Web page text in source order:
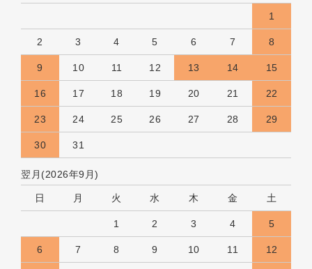
1
2 3 4 5 6 7 8
9 10 11 12 13 14 15
16 17 18 19 20 21 22
23 24 25 26 27 28 29
30 31
翌月(2026年9月)
日 月 火 水 木 金 土
1 2 3 4 5
6 7 8 9 10 11 12